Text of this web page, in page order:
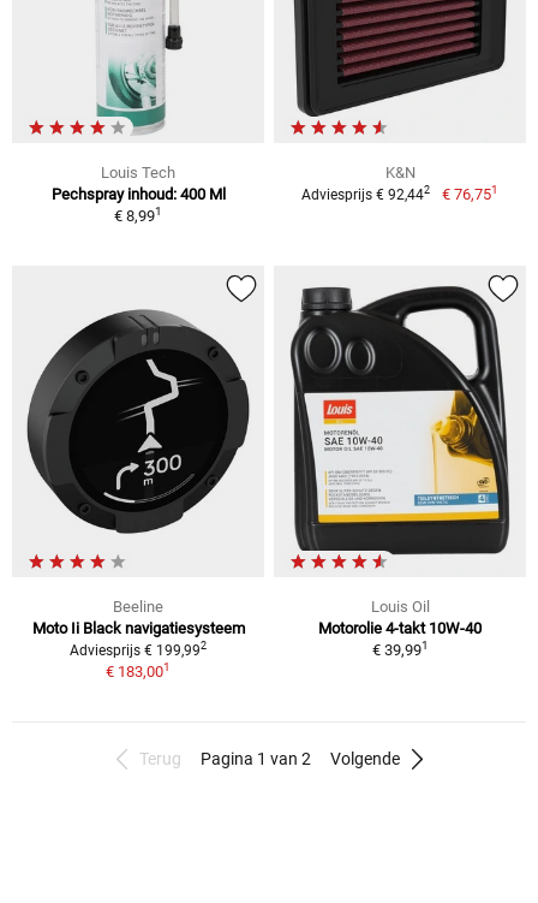
Louis Tech
Pechspray inhoud: 400 Ml
€ 8,991
K&N
Adviesprijs € 92,442 € 76,751
Beeline
Moto Ii Black navigatiesysteem
Adviesprijs € 199,992
€ 183,001
Louis Oil
Motorolie 4-takt 10W-40
€ 39,991
Terug Pagina 1 van 2 Volgende